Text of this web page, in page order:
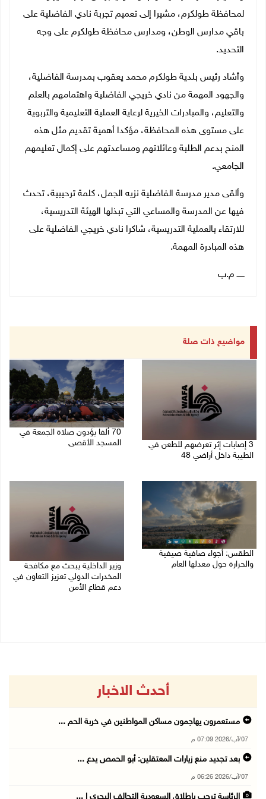
لمحافظة طولكرم، مشيرا إلى تعميم تجربة نادي الفاضلية على
باقي مدارس الوطن، ومدارس محافظة طولكرم على وجه
التحديد.
وأشاد رئيس بلدية طولكرم محمد يعقوب بمدرسة الفاضلية،
والجهود المهمة من نادي خريجي الفاضلية واهتمامهم بالعلم
والتعليم، والمبادرات الخيرية لرعاية العملية التعليمية والتربوية
على مستوى هذه المحافظة، مؤكدا أهمية تقديم مثل هذه
المنح بدعم الطلبة وعائلاتهم ومساعدتهم على إكمال تعليمهم
الجامعي.
وألقى مدير مدرسة الفاضلية نزيه الجمل، كلمة ترحيبية، تحدث
فيها عن المدرسة والمساعي التي تبذلها الهيئة التدريسية،
للارتقاء بالعملية التدريسية، شاكرا نادي خريجي الفاضلية على
هذه المبادرة المهمة.
ــــــ م.ب
مواضيع ذات صلة
3 إصابات إثر تعرضهم للطعن في
الطيبة داخل أراضي 48
70 ألفا يؤدون صلاة الجمعة في
المسجد الأقصى
الطقس: أجواء صافية صيفية
والحرارة حول معدلها العام
وزير الداخلية يبحث مع مكافحة
المخدرات الدولي تعزيز التعاون في
دعم قطاع الأمن
أحدث الاخبار
مستعمرون يهاجمون مساكن المواطنين في خربة الحم ...
07/آب/2026 07:09 م
بعد تجديد منع زيارات المعتقلين: أبو الحمص يدع ...
07/آب/2026 06:26 م